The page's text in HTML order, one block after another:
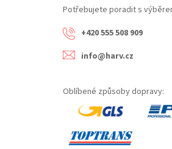
Potřebujete poradit s
+420 555 508 909
info@harv.cz
Oblíbené způsoby dopravy: